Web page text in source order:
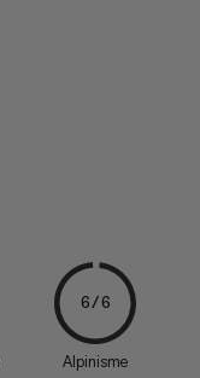
6/6
Alpinisme